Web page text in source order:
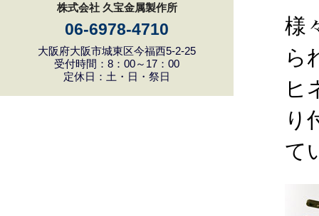
株式会社 久宝金属製作所
06-6978-4710
大阪府大阪市城東区今福西5-2-25
受付時間：8：00～17：00
定休日：土・日・祭日
様
ら
ヒ
り
て